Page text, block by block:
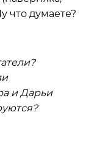
что думаете?
и Дарьи